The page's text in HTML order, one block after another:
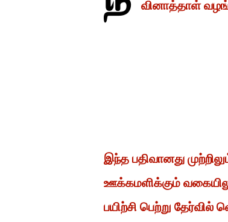
வினாத்தாள்
இந்த பதிவானது
ஊக்கமளிக்கும்
பயிற்சி பெற்று